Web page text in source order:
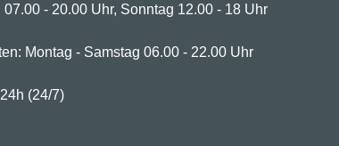
- 20.00 Uhr, Sonntag 12.00 - 18 Uhr
Montag - Samstag 06.00 - 22.00 Uhr
(24/7)